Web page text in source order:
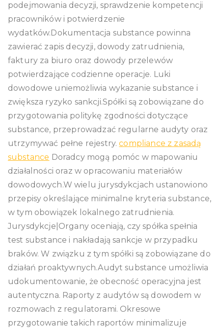
podejmowania decyzji, sprawdzenie kompetencji
pracowników i potwierdzenie
wydatków.Dokumentacja substance powinna
zawierać zapis decyzji, dowody zatrudnienia,
faktury za biuro oraz dowody przelewów
potwierdzające codzienne operacje. Luki
dowodowe uniemożliwia wykazanie substance i
zwiększa ryzyko sankcji.Spółki są zobowiązane do
przygotowania politykę zgodności dotyczące
substance, przeprowadzać regularne audyty oraz
utrzymywać pełne rejestry.compliance z zasadą
substance Doradcy mogą pomóc w mapowaniu
działalności oraz w opracowaniu materiałów
dowodowych.W wielu jurysdykcjach ustanowiono
przepisy określające minimalne kryteria substance,
w tym obowiązek lokalnego zatrudnienia.
Jurysdykcje|Organy oceniają, czy spółka spełnia
test substance i nakładają sankcje w przypadku
braków. W związku z tym spółki są zobowiązane do
działań proaktywnych.Audyt substance umożliwia
udokumentowanie, że obecność operacyjna jest
autentyczna. Raporty z audytów są dowodem w
rozmowach z regulatorami. Okresowe
przygotowanie takich raportów minimalizuje